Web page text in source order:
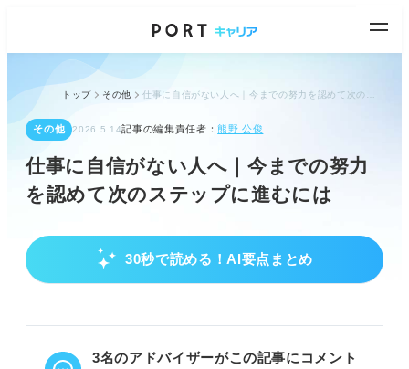
トップ その他
その他 2026.5.14記事の編集責任者：熊野 公俊
仕事に自信がない人へ｜今までの努力
を認めて次のステップに進むには
30秒で読める！AI要点まとめ
仕事に自信がない原因と背景を理解しよう
を招く。
3名のアドバイザーがこの記事にコメント